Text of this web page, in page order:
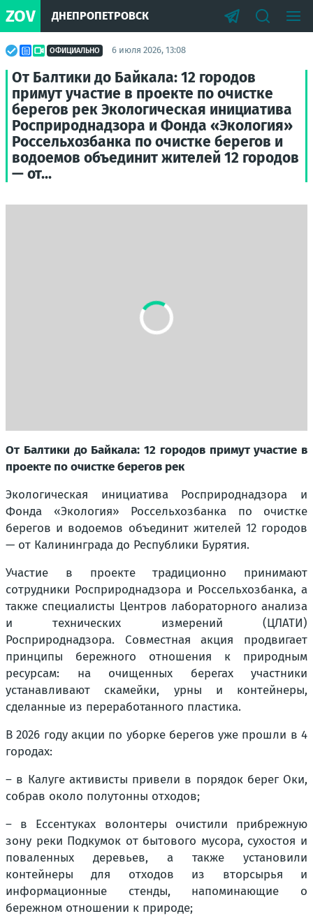
ZOV ДНЕПРОПЕТРОВСК
ОФИЦИАЛЬНО 6 июля 2026, 13:08
От Балтики до Байкала: 12 городов
примут участие в проекте по очистке
берегов рек Экологическая инициатива
Росприроднадзора и Фонда «Экология»
Россельхозбанка по очистке берегов и
водоемов объединит жителей 12 городов
— от...
От Балтики до Байкала: 12 городов примут участие в
проекте по очистке берегов рек
Экологическая инициатива Росприроднадзора и
Фонда «Экология» Россельхозбанка по очистке
берегов и водоемов объединит жителей 12 городов
— от Калининграда до Республики Бурятия.
Участие в проекте традиционно принимают
сотрудники Росприроднадзора и Россельхозбанка, а
также специалисты Центров лабораторного анализа
и технических измерений (ЦЛАТИ)
Росприроднадзора. Совместная акция продвигает
принципы бережного отношения к природным
ресурсам: на очищенных берегах участники
устанавливают скамейки, урны и контейнеры,
сделанные из переработанного пластика.
В 2026 году акции по уборке берегов уже прошли в 4
городах:
– в Калуге активисты привели в порядок берег Оки,
собрав около полутонны отходов;
– в Ессентуках волонтеры очистили прибрежную
зону реки Подкумок от бытового мусора, сухостоя и
поваленных деревьев, а также установили
контейнеры для отходов из вторсырья и
информационные стенды, напоминающие о
бережном отношении к природе;